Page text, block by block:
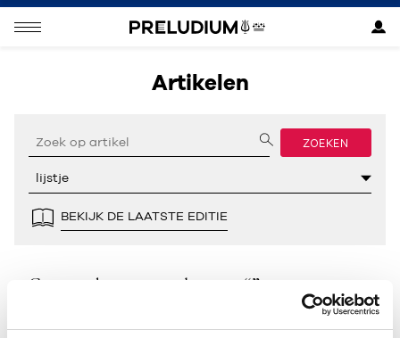
Artikelen
ZOEKEN
BEKIJK DE LAATSTE EDITIE
Geen resultaten gevonden voor “”.